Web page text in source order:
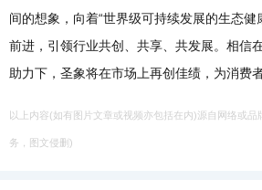
间的想象，向着“世界级可持续发展的生态健
前进，引领行业共创、共享、共发展。相信
助力下，圣象将在市场上再创佳绩，为消费
以上内容(如有图片文章或视频亦包括在内)源自网络或
务，图文侵删)